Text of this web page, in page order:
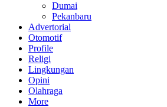
Dumai
Pekanbaru
Advertorial
Otomotif
Profile
Religi
Lingkungan
Opini
Olahraga
More